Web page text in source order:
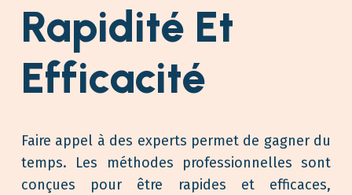
Rapidité Et
Efficacité
Faire appel à des experts permet de gagner du
temps. Les méthodes professionnelles sont
conçues pour être rapides et efficaces,